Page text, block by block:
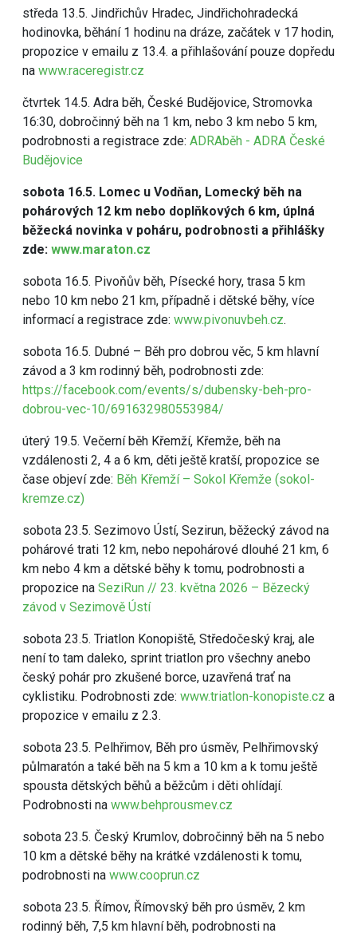
středa 13.5. Jindřichův Hradec, Jindřichohradecká
hodinovka, běhání 1 hodinu na dráze, začátek v 17 hodin,
propozice v emailu z 13.4. a přihlašování pouze dopředu
na www.raceregistr.cz
čtvrtek 14.5. Adra běh, České Budějovice, Stromovka
16:30, dobročinný běh na 1 km, nebo 3 km nebo 5 km,
podrobnosti a registrace zde: ADRAběh - ADRA České
Budějovice
sobota 16.5. Lomec u Vodňan, Lomecký běh na
pohárových 12 km nebo doplňkových 6 km, úplná
běžecká novinka v poháru, podrobnosti a přihlášky
zde: www.maraton.cz
sobota 16.5. Pivoňův běh, Písecké hory, trasa 5 km
nebo 10 km nebo 21 km, případně i dětské běhy, více
informací a registrace zde: www.pivonuvbeh.cz.
sobota 16.5. Dubné – Běh pro dobrou věc, 5 km hlavní
závod a 3 km rodinný běh, podrobnosti zde:
https://facebook.com/events/s/dubensky-beh-pro-
dobrou-vec-10/691632980553984/
úterý 19.5. Večerní běh Křemží, Křemže, běh na
vzdálenosti 2, 4 a 6 km, děti ještě kratší, propozice se
čase objeví zde: Běh Křemží – Sokol Křemže (sokol-
kremze.cz)
sobota 23.5. Sezimovo Ústí, Sezirun, běžecký závod na
pohárové trati 12 km, nebo nepohárové dlouhé 21 km, 6
km nebo 4 km a dětské běhy k tomu, podrobnosti a
propozice na SeziRun // 23. května 2026 – Bězecký
závod v Sezimově Ústí
sobota 23.5. Triatlon Konopiště, Středočeský kraj, ale
není to tam daleko, sprint triatlon pro všechny anebo
český pohár pro zkušené borce, uzavřená trať na
cyklistiku. Podrobnosti zde: www.triatlon-konopiste.cz a
propozice v emailu z 2.3.
sobota 23.5. Pelhřimov, Běh pro úsměv, Pelhřimovský
půlmaratón a také běh na 5 km a 10 km a k tomu ještě
spousta dětských běhů a běžcům i děti ohlídají.
Podrobnosti na www.behprousmev.cz
sobota 23.5. Český Krumlov, dobročinný běh na 5 nebo
10 km a dětské běhy na krátké vzdálenosti k tomu,
podrobnosti na www.cooprun.cz
sobota 23.5. Římov, Římovský běh pro úsměv, 2 km
rodinný běh, 7,5 km hlavní běh, podrobnosti na